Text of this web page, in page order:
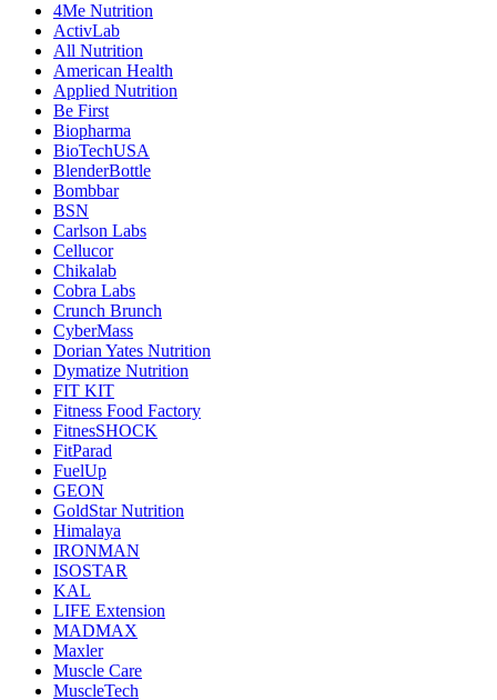
4Me Nutrition
ActivLab
All Nutrition
American Health
Applied Nutrition
Be First
Biopharma
BioTechUSA
BlenderBottle
Bombbar
BSN
Carlson Labs
Cellucor
Chikalab
Cobra Labs
Crunch Brunch
CyberMass
Dorian Yates Nutrition
Dymatize Nutrition
FIT KIT
Fitness Food Factory
FitnesSHOCK
FitParad
FuelUp
GEON
GoldStar Nutrition
Himalaya
IRONMAN
ISOSTAR
KAL
LIFE Extension
MADMAX
Maxler
Muscle Care
MuscleTech